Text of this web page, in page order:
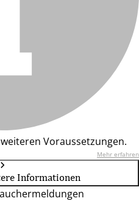
Voraussetzungen.
Mehr erfahren
Informationen